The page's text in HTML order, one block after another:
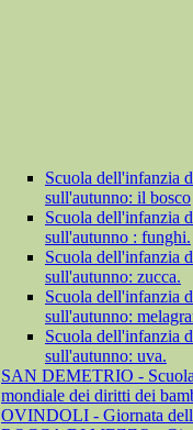
Scuola dell'infanzia
sull'autunno: il bosco
Scuola dell'infanzia
sull'autunno : funghi.
Scuola dell'infanzia
sull'autunno: zucca.
Scuola dell'infanzia
sull'autunno:
Scuola dell'infanzia
sull'autunno: uva.
SAN DEMETRIO -
mondiale dei diritti dei
OVINDOLI - Giornata